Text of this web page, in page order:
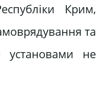
Крим,
та
не